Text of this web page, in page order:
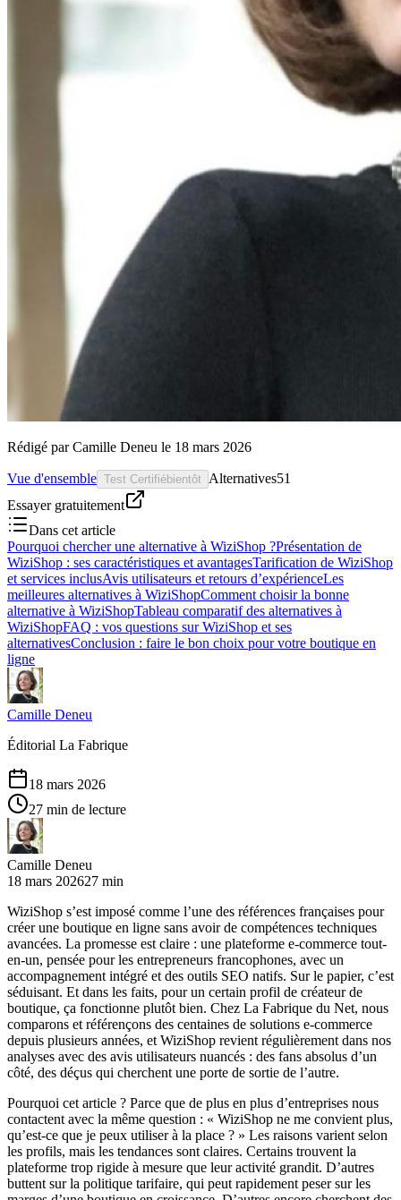
Rédigé par Camille Deneu le 18 mars 2026
Vue d'ensemble Test Certifiébientôt Alternatives51
Essayer gratuitement
Dans cet article
Pourquoi chercher une alternative à WiziShop ?Présentation de
WiziShop : ses caractéristiques et avantagesTarification de WiziShop
et services inclusAvis utilisateurs et retours d’expérienceLes
meilleures alternatives à WiziShopComment choisir la bonne
alternative à WiziShopTableau comparatif des alternatives à
WiziShopFAQ : vos questions sur WiziShop et ses
alternativesConclusion : faire le bon choix pour votre boutique en
ligne
Camille Deneu
Éditorial La Fabrique
18 mars 2026
27 min de lecture
Camille Deneu
18 mars 202627 min
WiziShop s’est imposé comme l’une des références françaises pour
créer une boutique en ligne sans avoir de compétences techniques
avancées. La promesse est claire : une plateforme e-commerce tout-
en-un, pensée pour les entrepreneurs francophones, avec un
accompagnement intégré et des outils SEO natifs. Sur le papier, c’est
séduisant. Et dans les faits, pour un certain profil de créateur de
boutique, ça fonctionne plutôt bien. Chez La Fabrique du Net, nous
comparons et référençons des centaines de solutions e-commerce
depuis plusieurs années, et WiziShop revient régulièrement dans nos
analyses avec des avis utilisateurs nuancés : des fans absolus d’un
côté, des déçus qui cherchent une porte de sortie de l’autre.
Pourquoi cet article ? Parce que de plus en plus d’entreprises nous
contactent avec la même question : « WiziShop ne me convient plus,
qu’est-ce que je peux utiliser à la place ? » Les raisons varient selon
les profils, mais les tendances sont claires. Certains trouvent la
plateforme trop rigide à mesure que leur activité grandit. D’autres
buttent sur la politique tarifaire, qui peut rapidement peser sur les